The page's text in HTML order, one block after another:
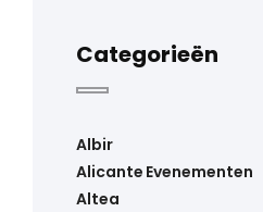
Categorieën
Albir
Alicante Evenementen
Altea